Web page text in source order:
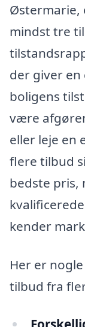
Østermarie,
mindst tre
der giver
boligens
være
eller leje en
flere tilbud
bedste pris,
kender
Her er
tilbud fra